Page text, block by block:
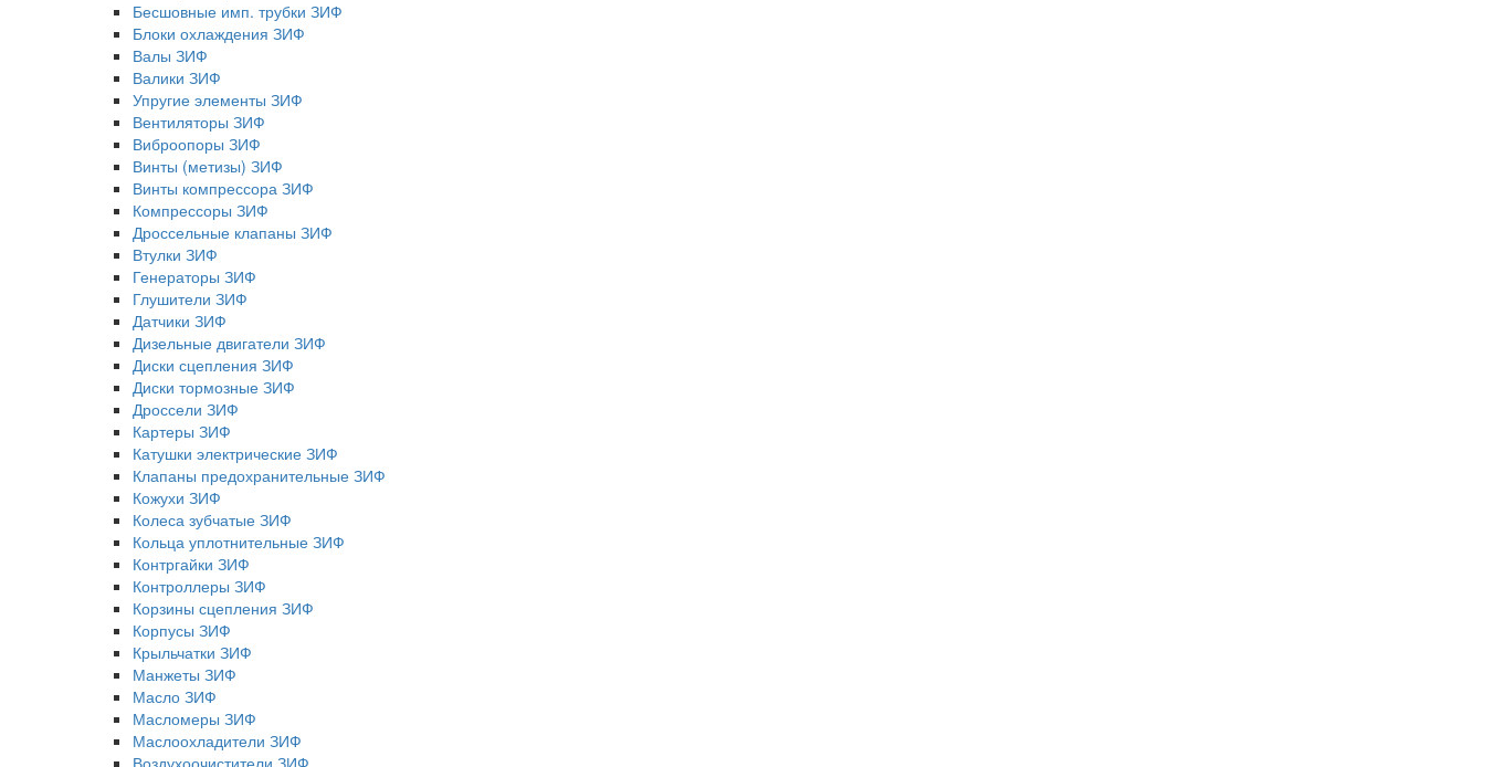
Бесшовные имп. трубки ЗИФ
Блоки охлаждения ЗИФ
Валы ЗИФ
Валики ЗИФ
Упругие элементы ЗИФ
Вентиляторы ЗИФ
Виброопоры ЗИФ
Винты (метизы) ЗИФ
Винты компрессора ЗИФ
Компрессоры ЗИФ
Дроссельные клапаны ЗИФ
Втулки ЗИФ
Генераторы ЗИФ
Глушители ЗИФ
Датчики ЗИФ
Дизельные двигатели ЗИФ
Диски сцепления ЗИФ
Диски тормозные ЗИФ
Дроссели ЗИФ
Картеры ЗИФ
Катушки электрические ЗИФ
Клапаны предохранительные ЗИФ
Кожухи ЗИФ
Колеса зубчатые ЗИФ
Кольца уплотнительные ЗИФ
Контргайки ЗИФ
Контроллеры ЗИФ
Корзины сцепления ЗИФ
Корпусы ЗИФ
Крыльчатки ЗИФ
Манжеты ЗИФ
Масло ЗИФ
Масломеры ЗИФ
Маслоохладители ЗИФ